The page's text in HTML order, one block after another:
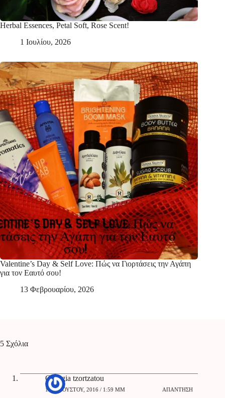
Herbal Essences, Petal Soft, Rose Scent!
1 Ιουλίου, 2026
Valentine’s Day & Self Love: Πώς να Γιορτάσεις την Αγάπη
για τον Εαυτό σου!
13 Φεβρουαρίου, 2026
5 Σχόλια
Georgia tzortzatou
14 ΑΥΓΟΎΣΤΟΥ, 2016 / 1:59 ΜΜ ΑΠΆΝΤΗΣΗ